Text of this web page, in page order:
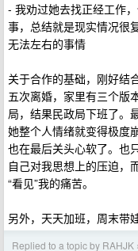
- 我劝过她去找正经工作
事，总结就是现实情况很
无法左右的事情
关于合作的基础，刚好结
五次离婚，家里有三个版
局，结果民政局下班了。
她整个人情绪就变得极度
也在最后关头心软了。也
自己对我思想上的压迫，
“看见”我的痛苦。
另外，天天加班，周末带
Replied to a topic by RAHJK ›